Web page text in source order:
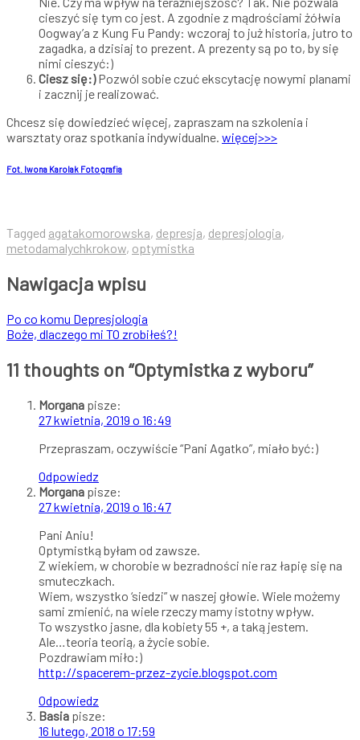
cieszyć się tym co jest. A zgodnie z mądrościami żółwia
Oogway’a z Kung Fu Pandy: wczoraj to już historia, jutro to
zagadka, a dzisiaj to prezent. A prezenty są po to, by się
nimi cieszyć:)
Ciesz się:)Pozwól sobie czuć ekscytację nowymi planami
i zacznij je realizować.
Chcesz się dowiedzieć więcej, zapraszam na szkolenia i
warsztaty oraz spotkania indywidualne. więcej>>>
Fot. Iwona Karolak Fotografia
Tagged agatakomorowska, depresja, depresjologia,
metodamalychkrokow, optymistka
Nawigacja wpisu
Po co komu Depresjologia
Boże, dlaczego mi TO zrobiłeś?!
11 thoughts on “Optymistka z wyboru”
Morgana pisze:
27 kwietnia, 2019 o 16:49
Przepraszam, oczywiście “Pani Agatko”, miało być:)
Odpowiedz
Morgana pisze:
27 kwietnia, 2019 o 16:47
Pani Aniu!
Optymistką byłam od zawsze.
Z wiekiem, w chorobie w bezradności nie raz łapię się na
smuteczkach.
Wiem, wszystko ‘siedzi” w naszej głowie. Wiele możemy
sami zmienić, na wiele rzeczy mamy istotny wpływ.
To wszystko jasne, dla kobiety 55 +, a taką jestem.
Ale…teoria teorią, a życie sobie.
Pozdrawiam miło:)
http://spacerem-przez-zycie.blogspot.com
Odpowiedz
Basia pisze:
16 lutego, 2018 o 17:59